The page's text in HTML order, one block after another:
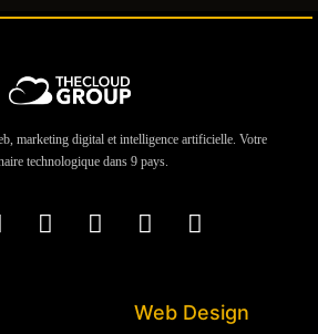
marketing digital et intelligence artificielle. Votre
technologique dans 9 pays.
Web Design